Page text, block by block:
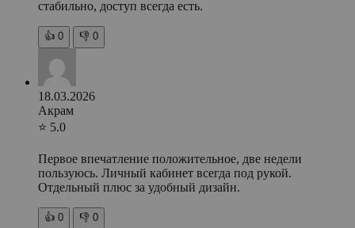
стабильно, доступ всегда есть.
👍 0 👎 0
18.03.2026
Акрам
⭐ 5.0
Первое впечатление положительное, две недели
пользуюсь. Личный кабинет всегда под рукой.
Отдельный плюс за удобный дизайн.
👍 0 👎 0